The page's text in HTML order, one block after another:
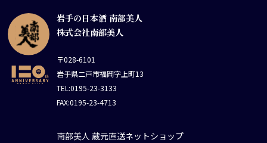
岩手の日本酒 南部美人
株式会社南部美人
〒028-6101
岩手県二戸市福岡字上町13
TEL:0195-23-3133
FAX:0195-23-4713
南部美人 蔵元直送ネットショップ